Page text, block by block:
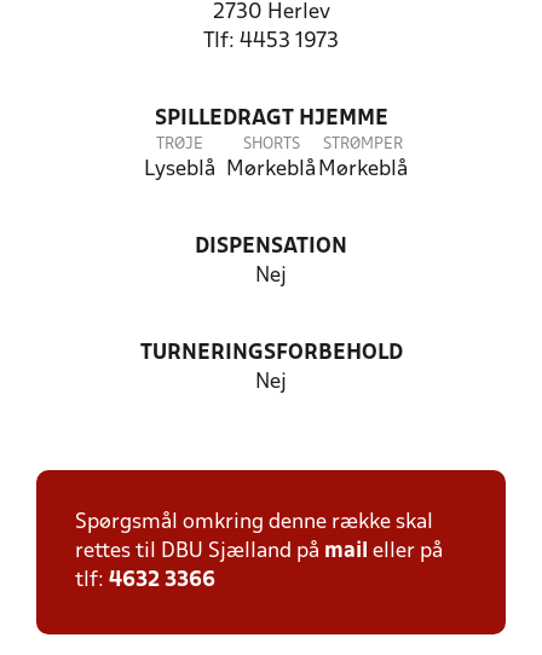
2730 Herlev
Tlf: 4453 1973
SPILLEDRAGT HJEMME
TRØJE
Lyseblå
SHORTS
Mørkeblå
STRØMPER
Mørkeblå
DISPENSATION
Nej
TURNERINGSFORBEHOLD
Nej
Spørgsmål omkring denne række skal
rettes til DBU Sjælland på mail eller på
tlf: 4632 3366